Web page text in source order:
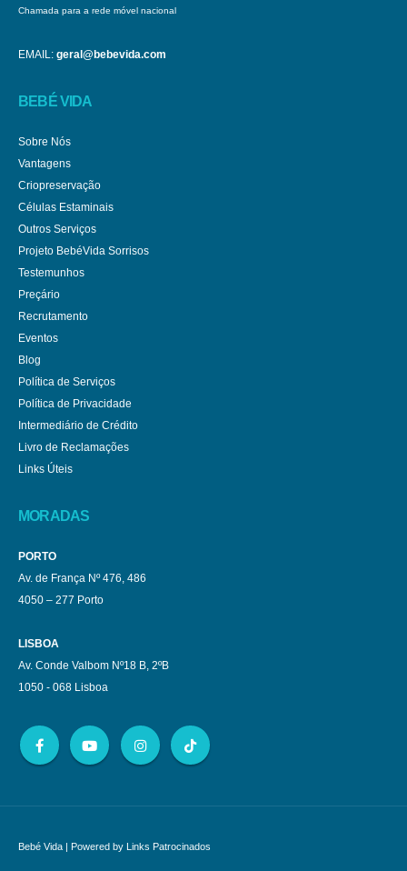
Chamada para a rede móvel nacional
EMAIL: geral@bebevida.com
BEBÉ VIDA
Sobre Nós
Vantagens
Criopreservação
Células Estaminais
Outros Serviços
Projeto BebéVida Sorrisos
Testemunhos
Preçário
Recrutamento
Eventos
Blog
Política de Serviços
Política de Privacidade
Intermediário de Crédito
Livro de Reclamações
Links Úteis
MORADAS
PORTO
Av. de França Nº 476, 486
4050 – 277 Porto
LISBOA
Av. Conde Valbom Nº18 B, 2ºB
1050 - 068 Lisboa
Bebé Vida | Powered by Links Patrocinados